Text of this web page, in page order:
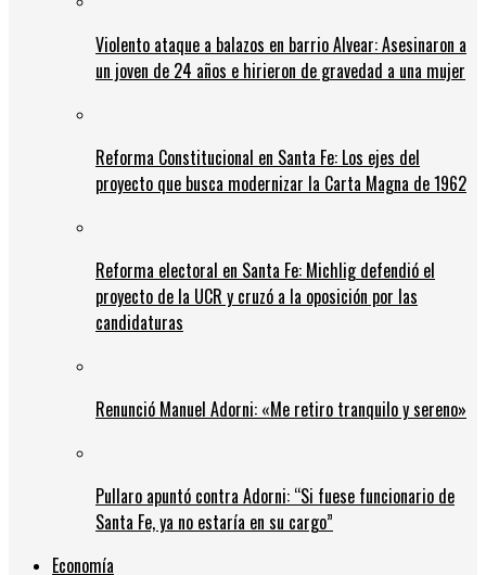
Violento ataque a balazos en barrio Alvear: Asesinaron a
un joven de 24 años e hirieron de gravedad a una mujer
Reforma Constitucional en Santa Fe: Los ejes del
proyecto que busca modernizar la Carta Magna de 1962
Reforma electoral en Santa Fe: Michlig defendió el
proyecto de la UCR y cruzó a la oposición por las
candidaturas
Renunció Manuel Adorni: «Me retiro tranquilo y sereno»
Pullaro apuntó contra Adorni: “Si fuese funcionario de
Santa Fe, ya no estaría en su cargo”
Economía